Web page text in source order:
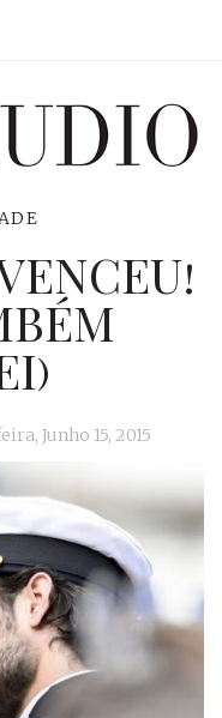
Junho 15, 2015